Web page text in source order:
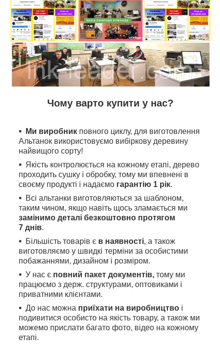
Чому варто купити у нас?
Ми виробник повного циклу, для виготовлення
Альтанок використовуємо вибіркову деревину
найвищого сорту!
Якість контролюється на кожному етапі, дерево
проходить сушку і обробку, тому ми впевнені в
своєму продукті і надаємо гарантію 1 рік.
Всі альтанки виготовляються за шаблоном,
таким чином, якщо навіть щось зламається ми
замінимо деталі безкоштовно протягом
7 днів.
Більшість товарів є в наявності, а також
виготовляємо у швидкі терміни за особистими
побажаннями, дизайном і розміром.
У нас є повний пакет документів, тому ми
працюємо з держ. структурами, оптовиками і
приватними клієнтами.
До нас можна приїхати на виробництво і
подивитися особисто на якість товару, а також ми
можемо прислати багато фото, відео на кожному
етапі.